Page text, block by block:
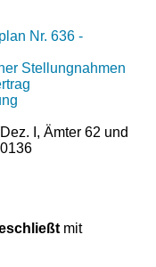
Nr. 636 -
Stellungnahmen
I, Ämter 62 und
mit